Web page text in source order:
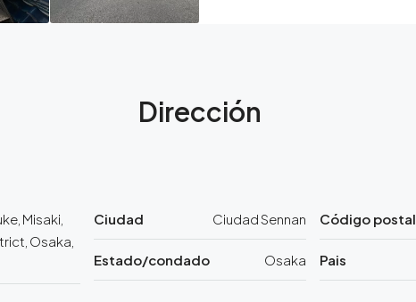
Dirección
Misaki,
Osaka,
Ciudad Ciudad Sennan
Estado/condado Osaka
Código postal
Pais